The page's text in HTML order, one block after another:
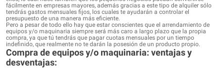
fácilmente en empresas mayores, además gracias a este tipo de alquiler sólo
tendrás gastos mensuales fijos, los cuales te ayudarán a controlar el
presupuesto de una manera más eficiente.
Pero a pesar de todo ello hay que estar conscientes que el arrendamiento de
equipos y/o maquinaria siempre será más caro a largo plazo que la propia
compra, ya que tú tendrás que pagar cuotas mensuales por un tiempo
indefinido, que realmente no te darán la posesión de un producto propio.
Compra de equipos y/o maquinaria: ventajas y
desventajas: